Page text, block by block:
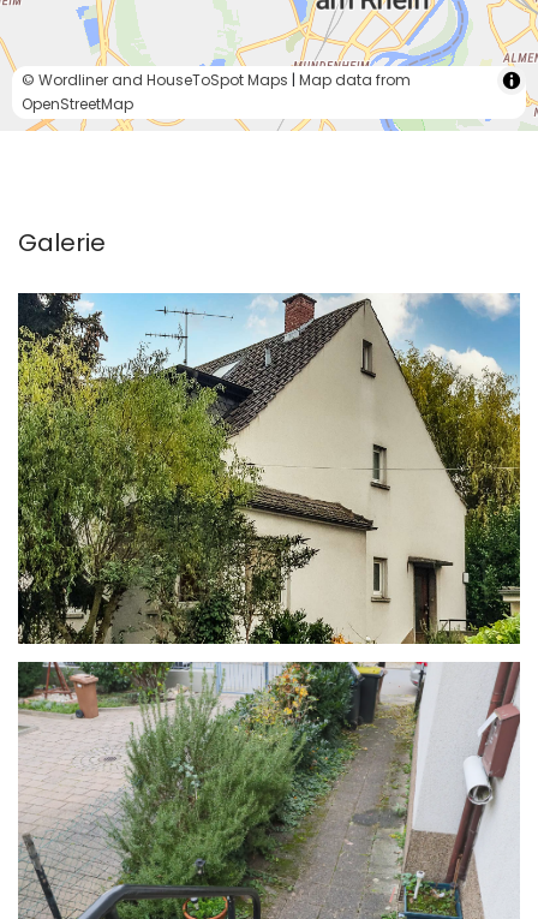
© Wordliner and HouseToSpot Maps | Map data from
OpenStreetMap
Galerie